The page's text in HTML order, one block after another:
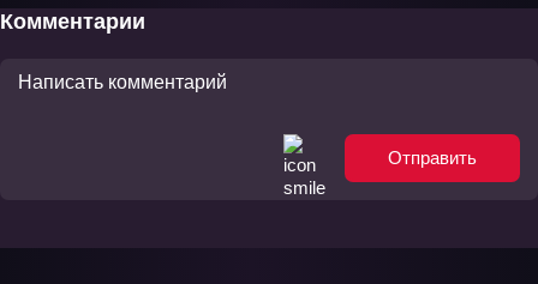
Комментарии
Отправить